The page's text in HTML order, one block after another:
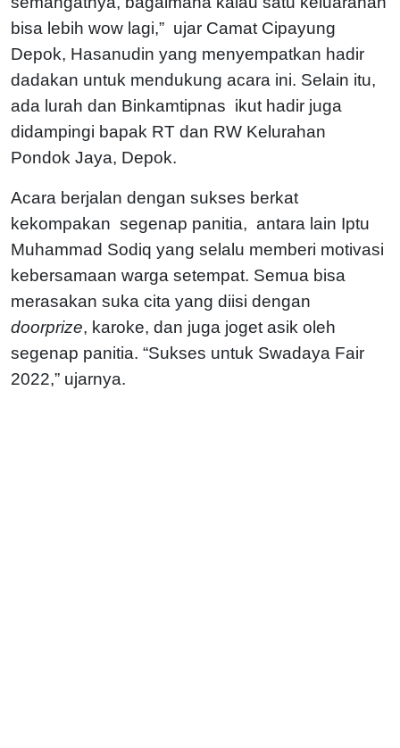
bisa lebih wow lagi,” ujar Camat Cipayung
Depok, Hasanudin yang menyempatkan hadir
dadakan untuk mendukung acara ini. Selain itu,
ada lurah dan Binkamtipnas ikut hadir juga
didampingi bapak RT dan RW Kelurahan
Pondok Jaya, Depok.
Acara berjalan dengan sukses berkat
kekompakan segenap panitia, antara lain Iptu
Muhammad Sodiq yang selalu memberi motivasi
kebersamaan warga setempat. Semua bisa
merasakan suka cita yang diisi dengan
doorprize, karoke, dan juga joget asik oleh
segenap panitia. “Sukses untuk Swadaya Fair
2022,” ujarnya.